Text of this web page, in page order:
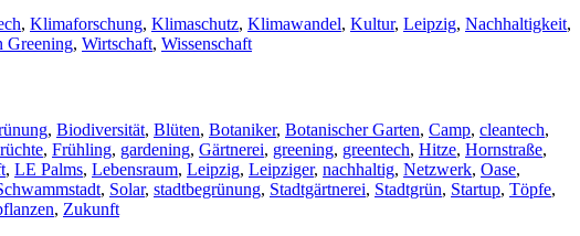
, Klimaforschung, Klimaschutz, Klimawandel, Kultur, Leipzig, Nachhaltigkeit,
Greening, Wirtschaft, Wissenschaft
, Biodiversität, Blüten, Botaniker, Botanischer Garten, Camp, cleantech,
, Frühling, gardening, Gärtnerei, greening, greentech, Hitze, Hornstraße,
, LE Palms, Lebensraum, Leipzig, Leipziger, nachhaltig, Netzwerk, Oase,
, Solar, stadtbegrünung, Stadtgärtnerei, Stadtgrün, Startup, Töpfe,
, Zukunft